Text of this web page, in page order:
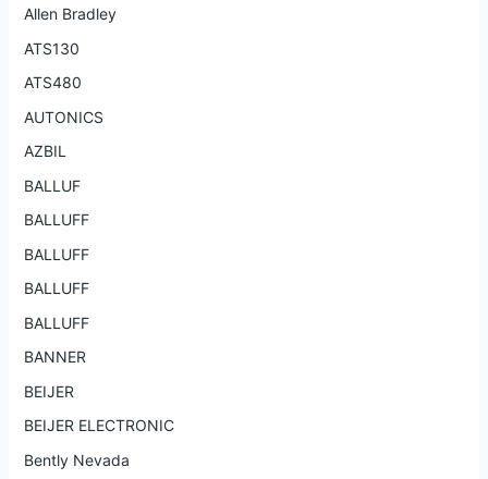
Allen Bradley
ATS130
ATS480
AUTONICS
AZBIL
BALLUF
BALLUFF
BALLUFF
BALLUFF
BALLUFF
BANNER
BEIJER
BEIJER ELECTRONIC
Bently Nevada